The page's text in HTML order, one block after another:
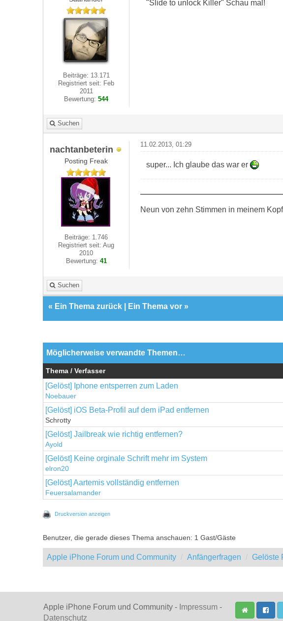
Beiträge: 13.171
Registriert seit: Feb
2011
Bewertung:544
"Slide to unlock Killer" Schau mal!
Suchen
nachtanbeterin
Posting Freak
Beiträge: 1.746
Registriert seit: Aug
2010
Bewertung: 41
11.02.2013, 01:29
super... Ich glaube das war er
Neun von zehn Stimmen in meinem
Suchen
« Ein Thema zurück Ein Thema vor »
Möglicherweise verwandte Themen…
Thema / Verfasser
[Gelöst] Iphone entsperren zum Laden
Noebauer
[Gelöst] iOS Beta-Profil auf dem iPad entfernen
Schrotty
[Gelöst] Jailbreak wie richtig entfernen?
Ayold
[Gelöst] Keine orginale Schrift mehr im System
elron20
[Gelöst] Aartemis vollständig entfernen
Feuersalamander
Druckversion anzeigen
Benutzer, die gerade dieses Thema anschauen: 1 Gast/Gäste
Apple iPhone Forum und Community Anfängerfragen Gelöste
Apple iPhone Forum und Community - Impressum -
Datenschutz